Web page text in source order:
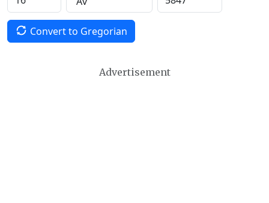
Convert to Gregorian
Advertisement